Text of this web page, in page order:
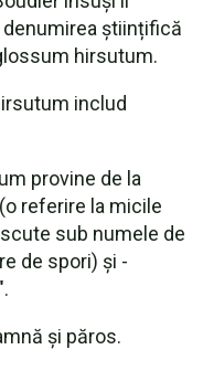
științifică
hirsutum.
includ
provine de la
referire la micile
sub numele de
de spori) și -
și păros.